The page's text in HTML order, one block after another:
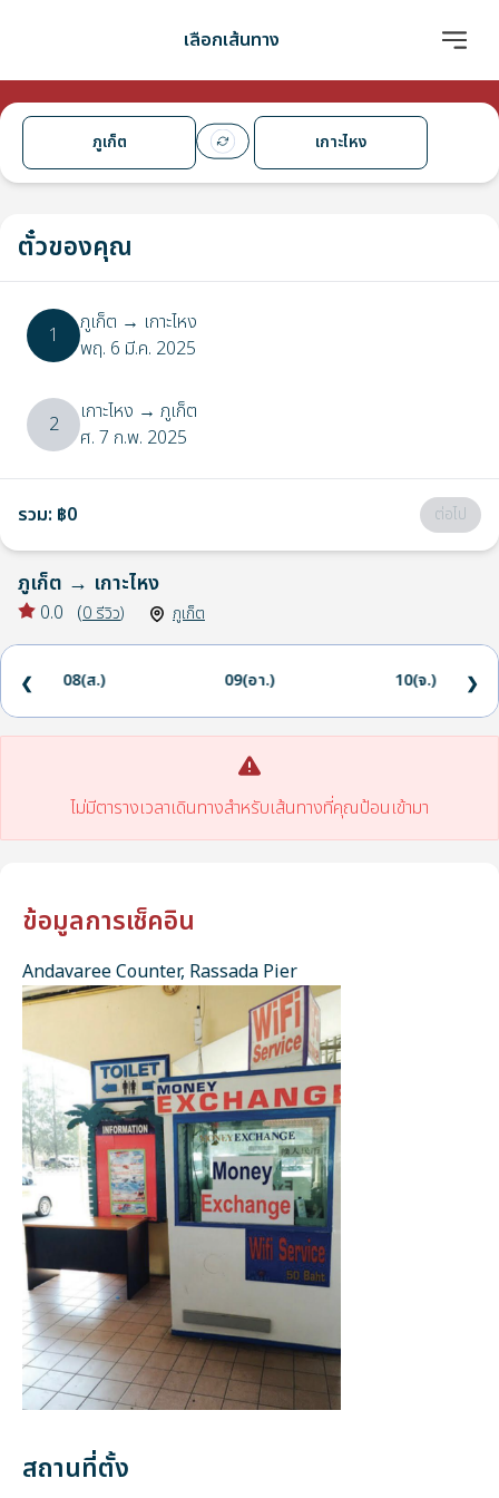
เลือกเส้นทาง
ภูเก็ต เกาะไหง
ตั๋วของคุณ
1 ภูเก็ต → เกาะไหง
พฤ. 6 มี.ค. 2025
2 เกาะไหง → ภูเก็ต
ศ. 7 ก.พ. 2025
รวม: ฿0 ต่อไป
ภูเก็ต → เกาะไหง
0.0 (0 รีวิว) ภูเก็ต
08(ส.) 09(อา.) 10(จ.)
❮ ❯
ไม่มีตารางเวลาเดินทางสำหรับเส้นทางที่คุณป้อนเข้ามา
ข้อมูลการเช็คอิน
Andavaree Counter, Rassada Pier
สถานที่ตั้ง